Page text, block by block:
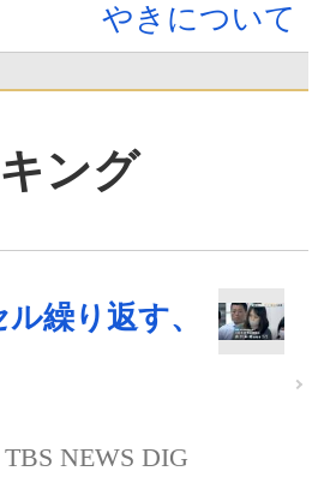
やきについて
ング
繰り返す、
TBS NEWS DIG